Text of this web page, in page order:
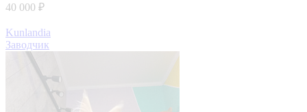
40 000 ₽
Kunlandia
Заводчик